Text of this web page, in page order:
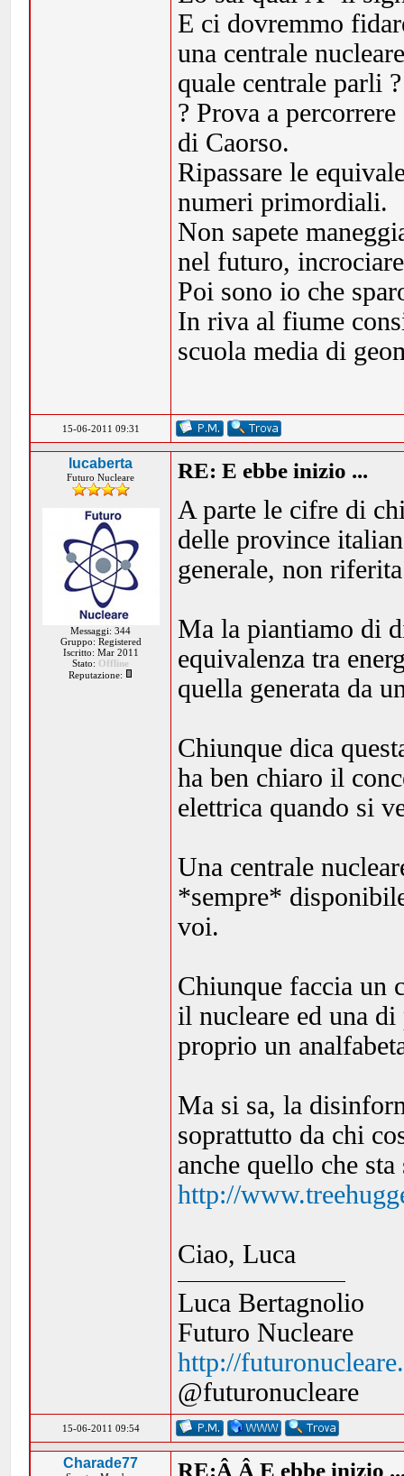
E ci dovremmo
una centrale
quale centrale parli
? Prova a
di Caorso.
Ripassare le
numeri primordiali.
Non sapete
nel futuro,
Poi sono io che
In riva al fiume
scuola media di
15-06-2011 09:31
lucaberta
Futuro Nucleare
Messaggi: 344
Gruppo: Registered
Iscritto: Mar 2011
Stato: Offline
Reputazione:
RE: E ebbe inizio ...
A parte le cifre di
delle province
generale, non
Ma la piantiamo di
equivalenza tra
quella generata da
Chiunque dica
ha ben chiaro il
elettrica quando si
Una centrale
*sempre*
voi.
Chiunque faccia un
il nucleare ed una
proprio un
Ma si sa, la
soprattutto da chi
anche quello che
http://
Ciao, Luca
Luca Bertagnolio
Futuro Nucleare
http://
@futuronucleare
15-06-2011 09:54
Charade77 RE:Â Â E ebbe inizio